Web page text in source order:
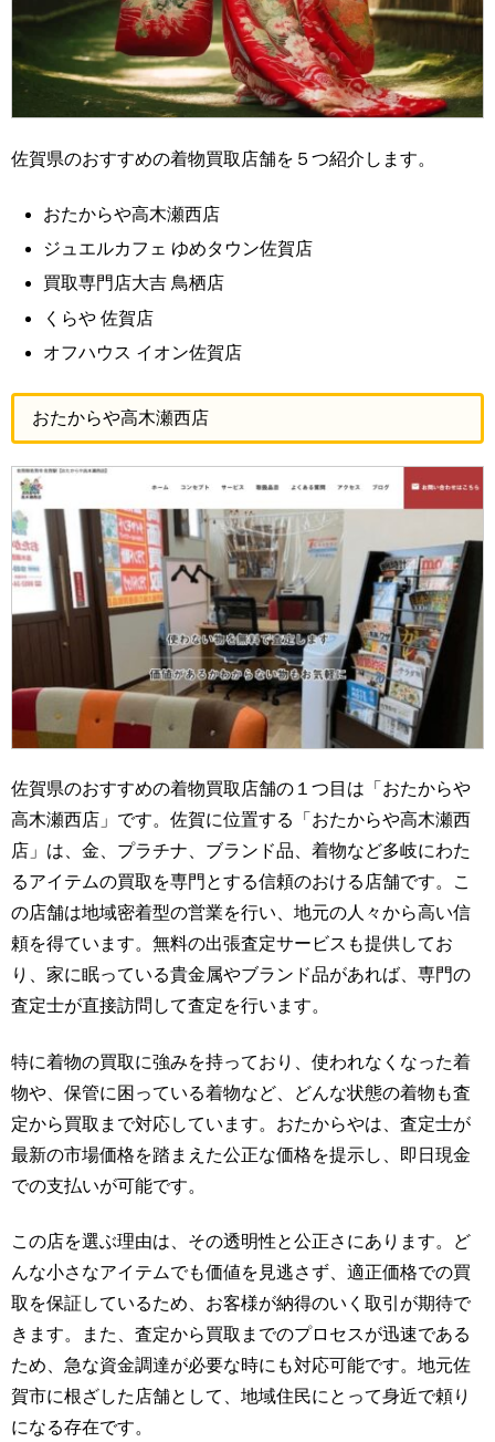
佐賀県のおすすめの着物買取店舗を５つ紹介します。
おたからや高木瀬西店
ジュエルカフェ ゆめタウン佐賀店
買取専門店大吉 鳥栖店
くらや 佐賀店
オフハウス イオン佐賀店
おたからや高木瀬西店
佐賀県のおすすめの着物買取店舗の１つ目は「おたからや
高木瀬西店」です。佐賀に位置する「おたからや高木瀬西
店」は、金、プラチナ、ブランド品、着物など多岐にわた
るアイテムの買取を専門とする信頼のおける店舗です。こ
の店舗は地域密着型の営業を行い、地元の人々から高い信
頼を得ています。無料の出張査定サービスも提供してお
り、家に眠っている貴金属やブランド品があれば、専門の
査定士が直接訪問して査定を行います。
特に着物の買取に強みを持っており、使われなくなった着
物や、保管に困っている着物など、どんな状態の着物も査
定から買取まで対応しています。おたからやは、査定士が
最新の市場価格を踏まえた公正な価格を提示し、即日現金
での支払いが可能です。
この店を選ぶ理由は、その透明性と公正さにあります。ど
んな小さなアイテムでも価値を見逃さず、適正価格での買
取を保証しているため、お客様が納得のいく取引が期待で
きます。また、査定から買取までのプロセスが迅速である
ため、急な資金調達が必要な時にも対応可能です。地元佐
賀市に根ざした店舗として、地域住民にとって身近で頼り
になる存在です。